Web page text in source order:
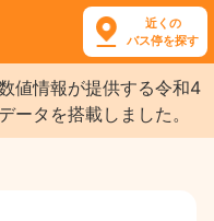
近くの
バス停を探す
値情報が提供する令和4
ータを搭載しました。